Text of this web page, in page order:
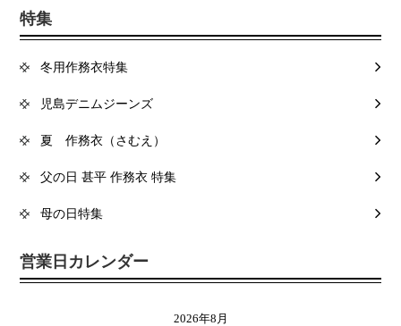
特集
冬用作務衣特集
児島デニムジーンズ
夏 作務衣（さむえ）
父の日 甚平 作務衣 特集
母の日特集
営業日カレンダー
2026年8月